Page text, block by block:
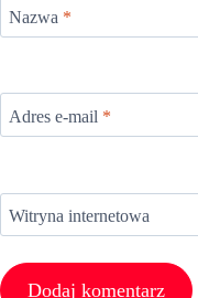
Nazwa *
Adres e-mail *
Witryna internetowa